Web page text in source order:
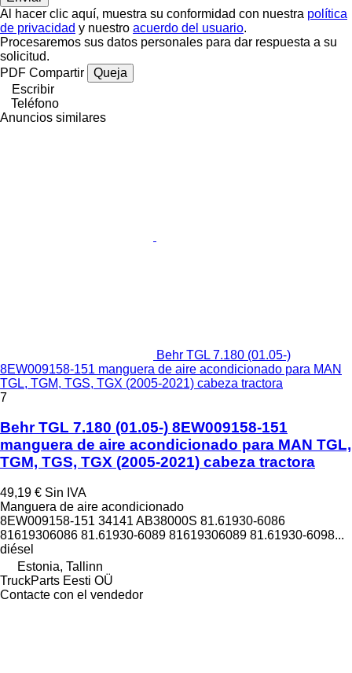
Al hacer clic aquí, muestra su conformidad con nuestra política
de privacidad y nuestro acuerdo del usuario.
Procesaremos sus datos personales para dar respuesta a su
solicitud.
PDF Compartir
Queja
Escribir
Teléfono
Anuncios similares
Behr TGL 7.180 (01.05-)
8EW009158-151 manguera de aire acondicionado para MAN
TGL, TGM, TGS, TGX (2005-2021) cabeza tractora
7
Behr TGL 7.180 (01.05-) 8EW009158-151
manguera de aire acondicionado para MAN TGL,
TGM, TGS, TGX (2005-2021) cabeza tractora
49,19 € Sin IVA
Manguera de aire acondicionado
8EW009158-151 34141 AB38000S 81.61930-6086
81619306086 81.61930-6089 81619306089 81.61930-6098...
diésel
Estonia, Tallinn
TruckParts Eesti OÜ
Contacte con el vendedor